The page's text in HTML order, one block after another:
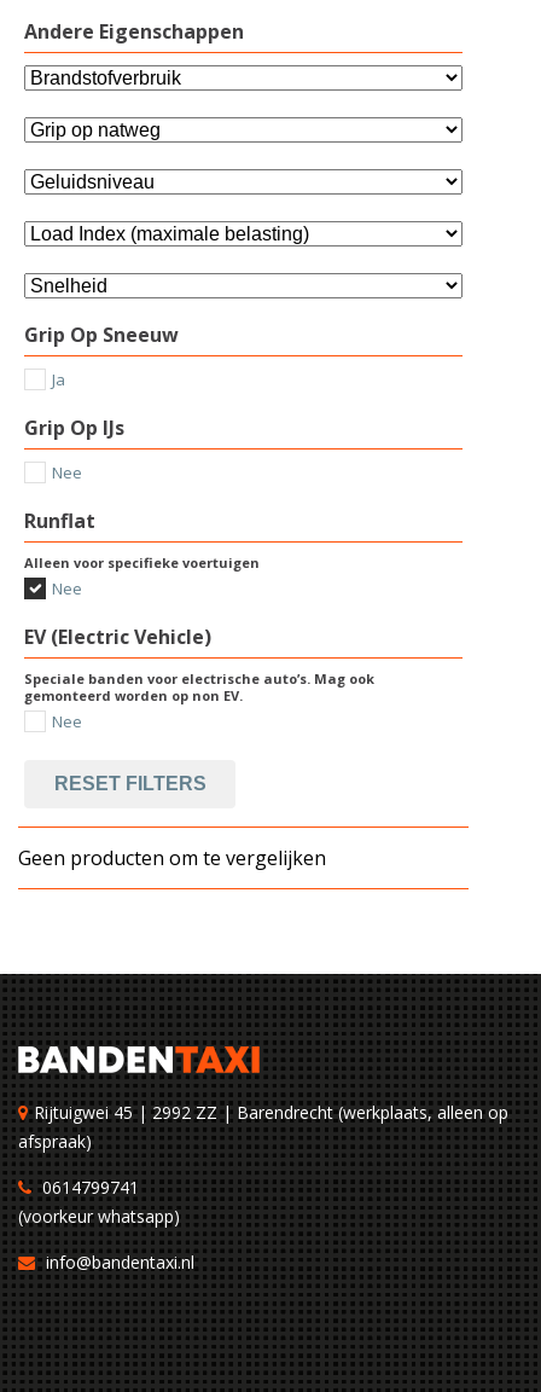
Andere Eigenschappen
Grip Op Sneeuw
Ja
Grip Op IJs
Nee
Runflat
Alleen voor specifieke voertuigen
Nee
EV (Electric Vehicle)
Speciale banden voor electrische auto’s. Mag ook
gemonteerd worden op non EV.
Nee
RESET FILTERS
Geen producten om te vergelijken
Rijtuigwei 45 | 2992 ZZ | Barendrecht (werkplaats, alleen op
afspraak)
0614799741
(voorkeur whatsapp)
info@bandentaxi.nl